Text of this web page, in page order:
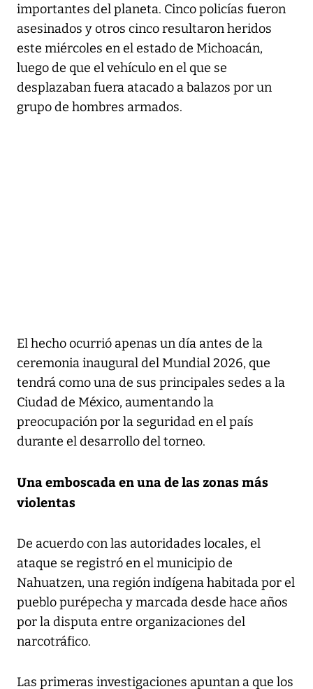
importantes del planeta. Cinco policías fueron
asesinados y otros cinco resultaron heridos
este miércoles en el estado de Michoacán,
luego de que el vehículo en el que se
desplazaban fuera atacado a balazos por un
grupo de hombres armados.
El hecho ocurrió apenas un día antes de la
ceremonia inaugural del Mundial 2026, que
tendrá como una de sus principales sedes a la
Ciudad de México, aumentando la
preocupación por la seguridad en el país
durante el desarrollo del torneo.
Una emboscada en una de las zonas más
violentas
De acuerdo con las autoridades locales, el
ataque se registró en el municipio de
Nahuatzen, una región indígena habitada por el
pueblo purépecha y marcada desde hace años
por la disputa entre organizaciones del
narcotráfico.
Las primeras investigaciones apuntan a que los